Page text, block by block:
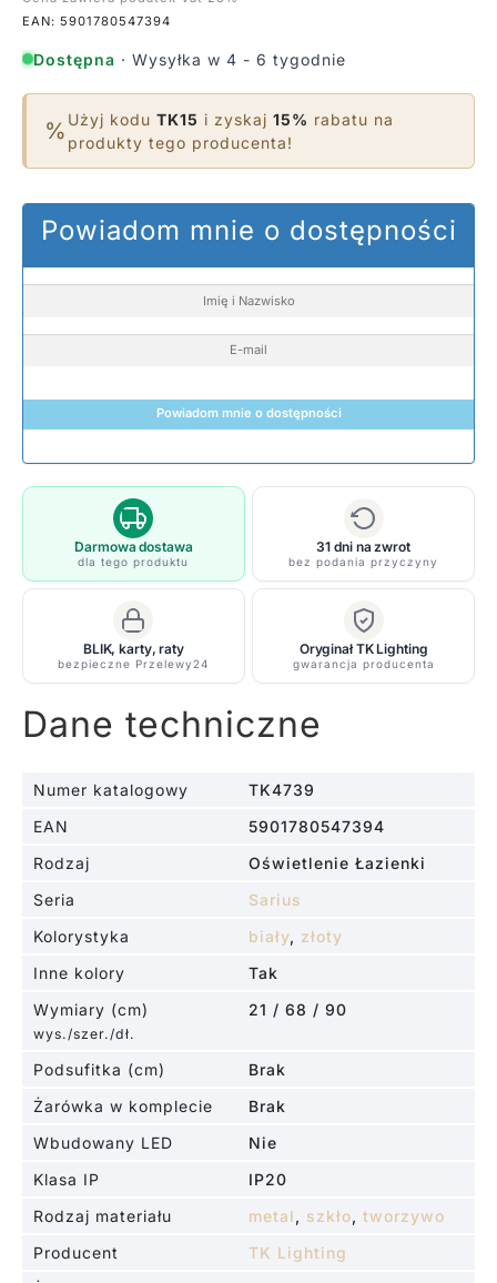
EAN: 5901780547394
Dostępna · Wysyłka w 4 - 6 tygodnie
% Użyj kodu TK15 i zyskaj 15% rabatu na
produkty tego producenta!
Powiadom mnie o dostępności
Powiadom mnie o dostępności
Darmowa dostawa
dla tego produktu
31 dni na zwrot
bez podania przyczyny
BLIK, karty, raty
bezpieczne Przelewy24
Oryginał TK Lighting
gwarancja producenta
Dane techniczne
Numer katalogowy
TK4739
EAN
5901780547394
Rodzaj
Oświetlenie Łazienki
Seria
Sarius
Kolorystyka
biały, złoty
Inne kolory
Tak
Wymiary (cm)
wys./szer./dł.
21 / 68 / 90
Podsufitka (cm)
Brak
Żarówka w komplecie
Brak
Wbudowany LED
Nie
Klasa IP
IP20
Rodzaj materiału
metal , szkło, tworzywo
Producent
TK Lighting